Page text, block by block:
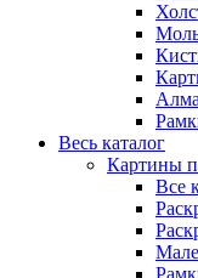
Весь каталог
Картины
Все